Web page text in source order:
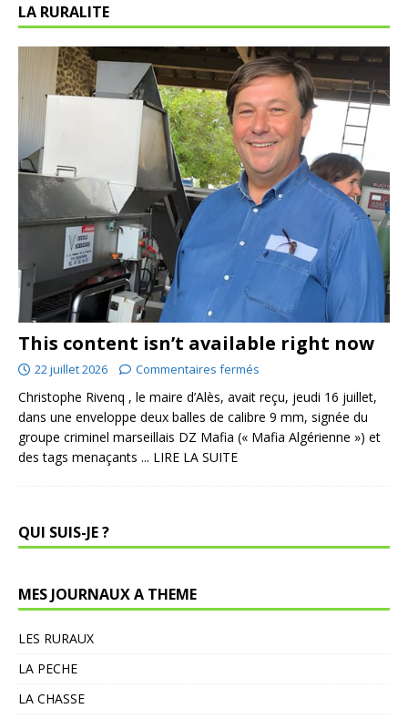
LA RURALITE
This content isn’t available right now
22 juillet 2026 Commentaires fermés
Christophe Rivenq , le maire d’Alès, avait reçu, jeudi 16 juillet,
dans une enveloppe deux balles de calibre 9 mm, signée du
groupe criminel marseillais DZ Mafia (« Mafia Algérienne ») et
des tags menaçants ... LIRE LA SUITE
QUI SUIS-JE ?
MES JOURNAUX A THEME
LES RURAUX
LA PECHE
LA CHASSE